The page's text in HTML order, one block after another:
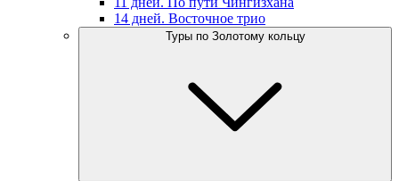
14 дней. Восточное трио
Туры по Золотому кольцу